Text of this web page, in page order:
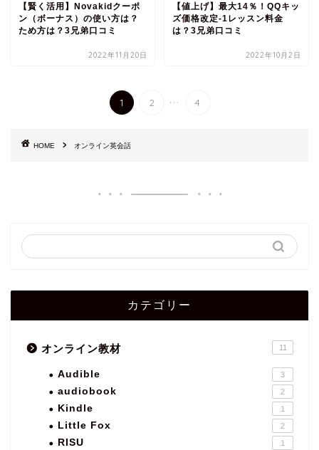
【賢く活用】Novakidクーポ
ン（ボーナス）の使い方は？
ため方は？3兄弟口コミ
2022年11月20日
【値上げ】最大14％！QQキッ
ズ価格改定‐1レッスン料金
は？3兄弟口コミ
2022年10月2日
1 2 ... 4
HOME オンライン英会話
カテゴリー
オンライン教材 11
Audible 3
audiobook 2
Kindle 1
Little Fox 2
RISU 1